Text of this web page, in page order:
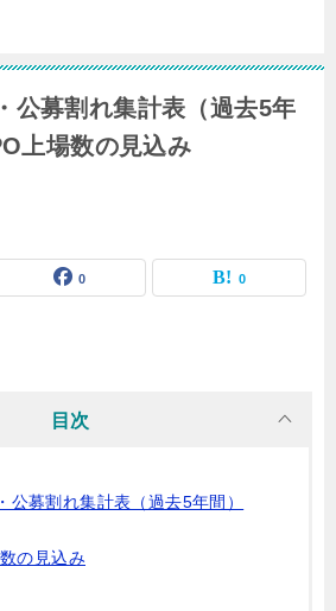
公募割れ集計表（過去5年
上場数の見込み
0 0
目次
公募割れ集計表（過去5年間）
の見込み